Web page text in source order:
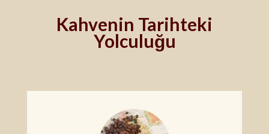
Kahvenin Tarihteki
Yolculuğu